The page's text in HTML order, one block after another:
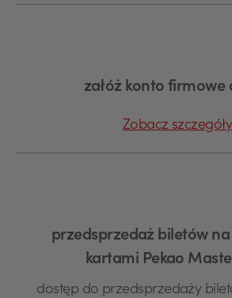
załóż konto firmowe
Zobacz szczegóły
przedsprzedaż biletów
kartami Pekao
dostęp do przedsprzedaży